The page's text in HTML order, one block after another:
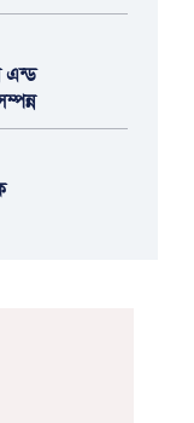
এন্ড